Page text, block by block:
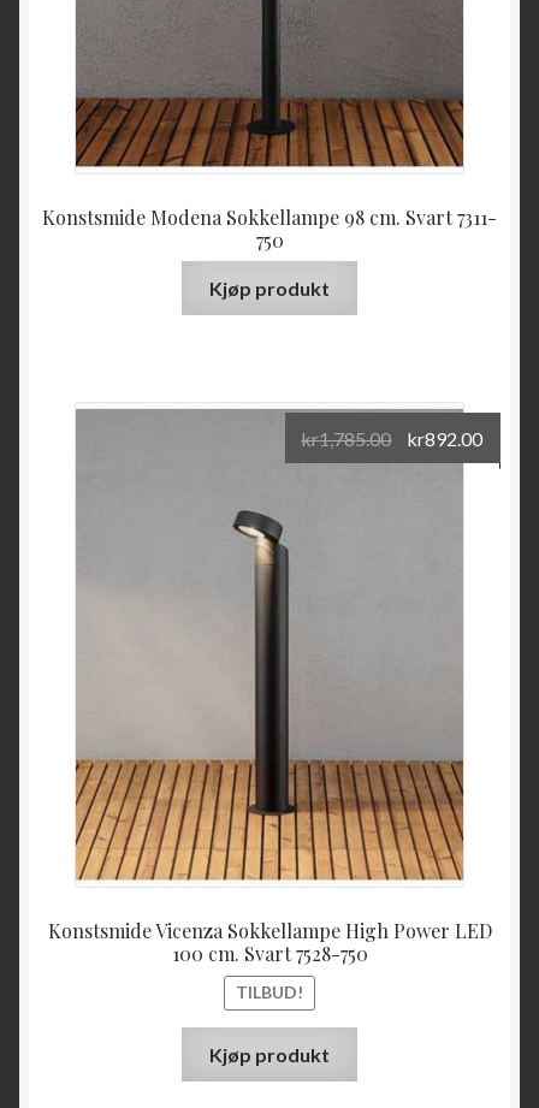
Konstsmide Modena Sokkellampe 98 cm. Svart 7311-
750
Kjøp produkt
Konstsmide Vicenza Sokkellampe High Power LED
100 cm. Svart 7528-750
TILBUD!
kr1,785.00 kr892.00
Kjøp produkt